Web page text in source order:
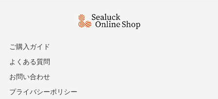
ご購入ガイド
よくある質問
お問い合わせ
プライバシーポリシー